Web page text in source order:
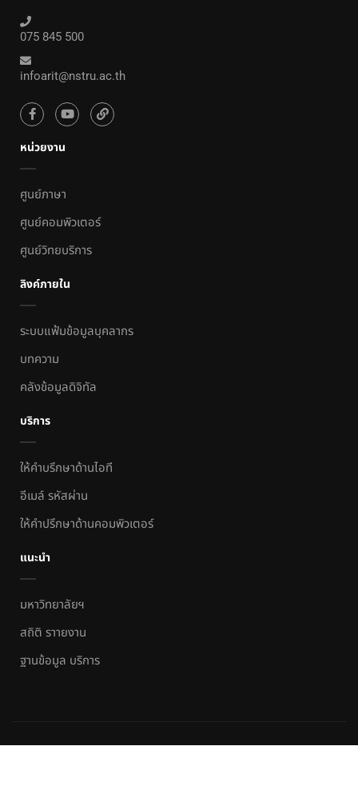
075 845 500
infoarit@nstru.ac.th
หน่วยงาน
ศูนย์ภาษา
ศูนย์คอมพิวเตอร์
ศูนย์วิทยบริการ
ลิงค์ภายใน
ระบบแฟ้มข้อมูลบุคลากร
บทความ
คลังข้อมูลดิจิทัล
บริการ
ให้คำบรึกษาด้านไอที
อีเมล์ รหัสผ่าน
ให้คำปรึกษาด้านคอมพิวเตอร์
แนะนำ
มหาวิทยาลัยฯ
สถิติ ราายงาน
ฐานข้อมูล บริการ